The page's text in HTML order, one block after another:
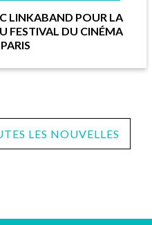
LINKABAND POUR LA
FESTIVAL DU CINÉMA
LES NOUVELLES